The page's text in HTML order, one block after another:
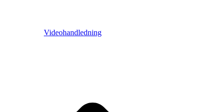
Videohandledning